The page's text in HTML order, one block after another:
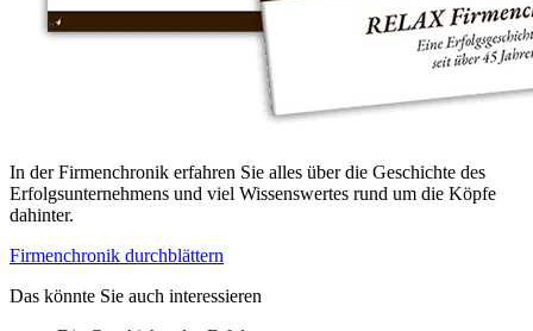
In der Firmenchronik erfahren Sie alles über die Geschichte des
Erfolgsunternehmens und viel Wissenswertes rund um die Köpfe
dahinter.
Firmenchronik durchblättern
Das könnte Sie auch interessieren